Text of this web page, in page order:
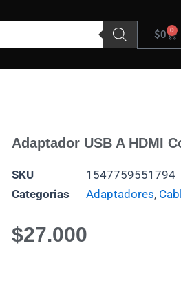
$0 0
Adaptador USB A HDMI
SKU
1547759551794
Categorias
Adaptadores,
$27.000